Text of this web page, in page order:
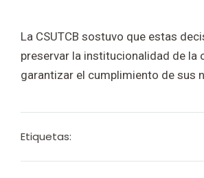
La CSUTCB sostuvo que estas
preservar la institucionalidad de la
garantizar el cumplimiento de sus
Etiquetas: